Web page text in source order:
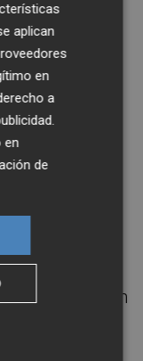
no
de
al 90% de
volar, al
del
los
se
aquellas
servicio
de
Ministerio en
aplican
en
a
.
en
de